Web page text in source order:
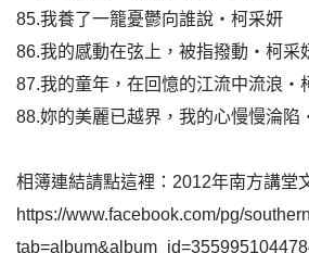
85.我養了一籠憂鬱向誰說‧柯采妍
86.我的感動在弦上，被指撥動‧柯采
87.我的童年，在回憶的江流中流浪‧
88.妳的美麗已越界，我的心慢慢淪
相簿連結請點這裡：2012年南方講堂
https://www.facebook.com/pg/